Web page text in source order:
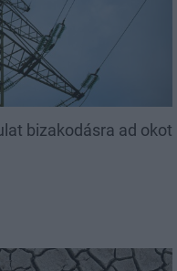
bizakodásra ad okot